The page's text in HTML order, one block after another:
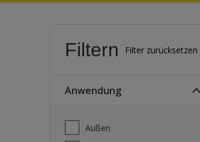
Filtern Filter zurücksetzen
Anwendung
Außen